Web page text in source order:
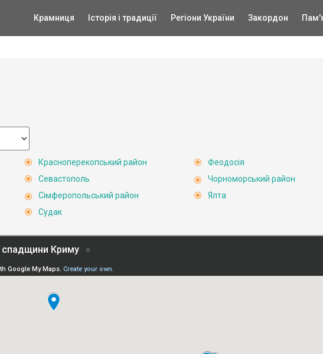
Крамниця Історія і традиції Регіони України Закордон
Красноперекопський район
Севастополь
Сімферопольський район
Судак
Феодосія
Чорноморський район
Ялта